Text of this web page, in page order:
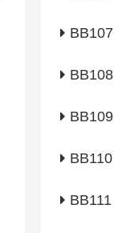
BB107
BB108
BB109
BB110
BB111